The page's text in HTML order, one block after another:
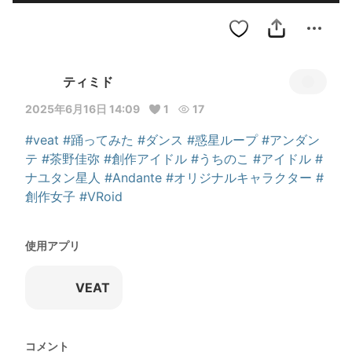
ティミド
2025年6月16日 14:09 1 17
#veat #踊ってみた #ダンス #惑星ループ #アンダン
テ #茶野佳弥 #創作アイドル #うちのこ #アイドル #
ナユタン星人 #Andante #オリジナルキャラクター #
創作女子 #VRoid
使用アプリ
VEAT
コメント